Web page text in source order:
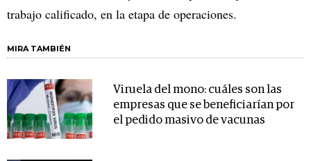
trabajo calificado, en la etapa de operaciones.
MIRA TAMBIÉN
Viruela del mono: cuáles son las
empresas que se beneficiarían por
el pedido masivo de vacunas